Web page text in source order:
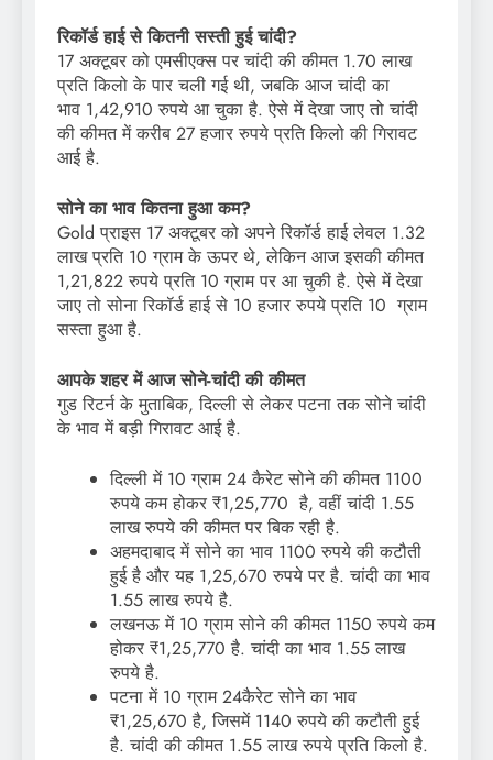
रिकॉर्ड हाई से कितनी सस्‍ती हुई चांदी?
17 अक्‍टूबर को एमसीएक्‍स पर चांदी की कीमत 1.70 लाख
प्रति किलो के पार चली गई थी, जबकि आज चांदी का
भाव 1,42,910 रुपये आ चुका है. ऐसे में देखा जाए तो चांदी
की कीमत में करीब 27 हजार रुपये प्रति किलो की गिरावट
आई है.
सोने का भाव कितना हुआ कम?
Gold प्राइस 17 अक्‍टूबर को अपने रिकॉर्ड हाई लेवल 1.32
लाख प्रति 10 ग्राम के ऊपर थे, लेकिन आज इसकी कीमत
1,21,822 रुपये प्रति 10 ग्राम पर आ चुकी है. ऐसे में देखा
जाए तो सोना रिकॉर्ड हाई से 10 हजार रुपये प्रति 10 ग्राम
सस्‍ता हुआ है.
आपके शहर में आज सोने-चांदी की कीमत
गुड रिटर्न के मुताबिक, दिल्‍ली से लेकर पटना तक सोने चांदी
के भाव में बड़ी गिरावट आई है.
दिल्‍ली में 10 ग्राम 24 कैरेट सोने की कीमत 1100
रुपये कम होकर ₹1,25,770 है, वहीं चांदी 1.55
लाख रुपये की कीमत पर बिक रही है.
अहमदाबाद में सोने का भाव 1100 रुपये की कटौती
हुई है और यह 1,25,670 रुपये पर है. चांदी का भाव
1.55 लाख रुपये है.
लखनऊ में 10 ग्राम सोने की कीमत 1150 रुपये कम
होकर ₹1,25,770 है. चांदी का भाव 1.55 लाख
रुपये है.
पटना में 10 ग्राम 24कैरेट सोने का भाव
₹1,25,670 है, जिसमें 1140 रुपये की कटौती हुई
है. चांदी की कीमत 1.55 लाख रुपये प्रति किलो है.